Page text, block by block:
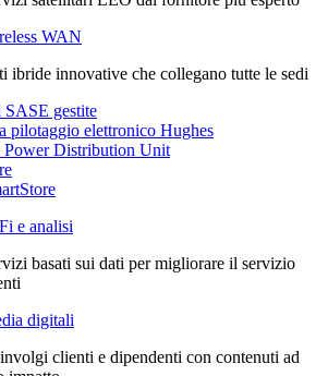
WAN
ibride innovative che collegano tutte le sedi
SASE gestite
pilotaggio elettronico Hughes
Power Distribution Unit
e analisi
basati sui dati per migliorare il servizio
digitali
clienti e dipendenti con contenuti ad